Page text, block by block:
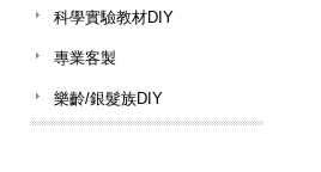
科學實驗教材DIY
專業客製
樂齡/銀髮族DIY